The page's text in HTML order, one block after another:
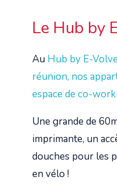
Le Hub by
Au Hub by E-
réunion, nos
espace de co-
Une grande de
imprimante, un
douches pour les
en vélo !